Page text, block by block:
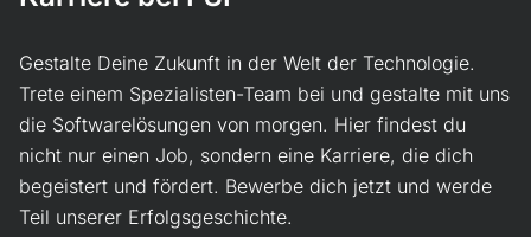
Gestalte Deine Zukunft in der Welt der Technologie.
Trete einem Spezialisten-Team bei und gestalte mit uns
die Softwarelösungen von morgen. Hier findest du
nicht nur einen Job, sondern eine Karriere, die dich
begeistert und fördert. Bewerbe dich jetzt und werde
Teil unserer Erfolgsgeschichte.